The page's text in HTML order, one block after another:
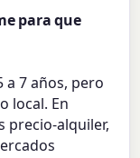
para que
a 7 años, pero
local. En
precio-alquiler,